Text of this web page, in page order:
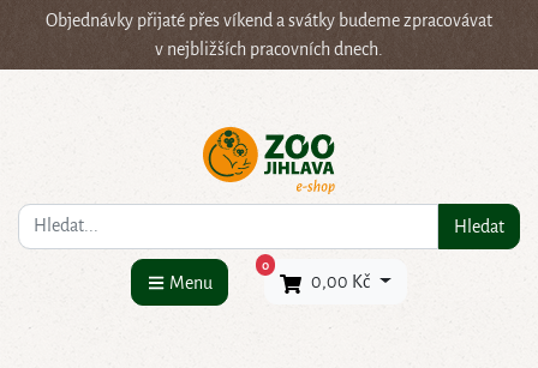
Objednávky přijaté přes víkend a svátky budeme zpracovávat
v nejbližších pracovních dnech.
Co hledáte? Hledat
Menu
0×
0,00 Kč